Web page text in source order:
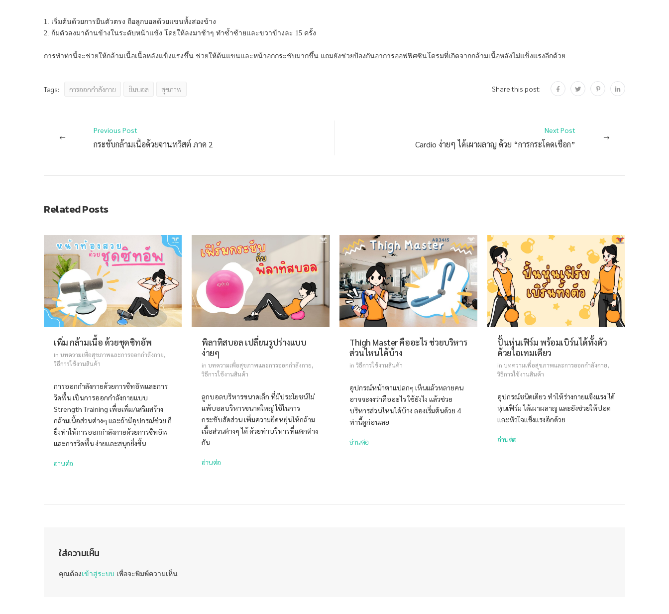
1. เริ่มต้นด้วยการยืนตัวตรง ถือลูกบอลด้วยแขนทั้งสองข้าง
2. ก้มตัวลงมาด้านข้างในระดับหน้าแข้ง โดยให้ลงมาช้าๆ ทำซ้ำซ้ายและขวาข้างละ 15 ครั้ง
การทำท่านี้จะช่วยให้กล้ามเนื้อเนื้อหลังแข็งแรงขึ้น ช่วยให้ต้นแขนและหน้าอกกระชับมากขึ้น แถมยังช่วยป้องกันอาการออฟฟิศซินโดรมที่เกิดจากกล้ามเนื้อหลังไม่แข็งแรงอีกด้วย
Tags: การออกกำลังกาย ยิมบอล สุขภาพ Share this post:
Previous Post
กระชับกล้ามเนื้อด้วยจานทวิสต์ ภาค 2
Next Post
Cardio ง่ายๆ ได้เผาผลาญ ด้วย “การกระโดดเชือก”
Related Posts
เพิ่ม กล้ามเนื้อ ด้วยชุดซิทอัพ
in บทความเพื่อสุขภาพและการออกกำลังกาย,
วิธีการใช้งานสินค้า
การออกกำลังกายด้วยการซิทอัพและการ
วิดพื้น เป็นการออกกำลังกายแบบ
Strength Training เพื่อเพิ่ม/เสริมสร้าง
กล้ามเนื้อส่วนต่างๆ และถ้ามีอุปกรณ์ช่วย ก็
ยิ่งทำให้การออกกำลังกายด้วยการซิทอัพ
และการวิดพื้น ง่ายและสนุกยิ่งขึ้น
อ่านต่อ
พิลาทิสบอล เปลี่ยนรูปร่างแบบ
ง่ายๆ
in บทความเพื่อสุขภาพและการออกกำลังกาย,
วิธีการใช้งานสินค้า
ลูกบอลบริหารขนาดเล็ก ที่มีประโยชน์ไม่
แพ้บอลบริหารขนาดใหญ่ ใช้ในการ
กระชับสัดส่วน เพิ่มความยืดหยุ่นให้กล้าม
เนื้อส่วนต่างๆ ได้ ด้วยท่าบริหารที่แตกต่าง
กัน
อ่านต่อ
Thigh Master คืออะไร ช่วยบริหาร
ส่วนไหนได้บ้าง
in วิธีการใช้งานสินค้า
อุปกรณ์หน้าตาแปลกๆ เห็นแล้วหลายคน
อาจจะงงว่าคืออะไร ใช้ยังไง แล้วช่วย
บริหารส่วนไหนได้บ้าง ลองเริ่มต้นด้วย 4
ท่านี้ดูก่อนเลย
อ่านต่อ
ปั้นหุ่นเฟิร์ม พร้อมเบิร์นได้ทั้งตัว
ด้วยไอเทมเดียว
in บทความเพื่อสุขภาพและการออกกำลังกาย,
วิธีการใช้งานสินค้า
อุปกรณ์ชนิดเดียว ทำให้ร่างกายแข็งแรง ได้
หุ่นเฟิร์ม ได้เผาผลาญ และยังช่วยให้ปอด
และหัวใจแข็งแรงอีกด้วย
อ่านต่อ
ใส่ความเห็น
คุณต้องเข้าสู่ระบบ เพื่อจะพิมพ์ความเห็น